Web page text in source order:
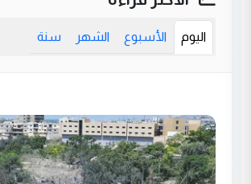
اليوم الأسبوع الشهر سنة